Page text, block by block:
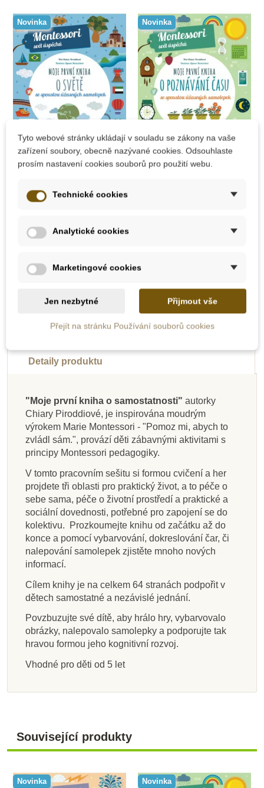
Novinka
Skladem
Moje první kniha o
229 Kč
Novinka
Skladem
Moje první kniha o
Skladem
Moje malé pokusy -
Montessori ve
volném čase
159 Kč
Přidat do košíku
Skladem
Moje malé objevy
volném čase
155 Kč
Přidat do košíku
Novinka
Skladem
Můj velký sešit -
Montessori první
slova
235 Kč
Přidat do košíku
Skladem
Moje první kniha o
zvířatech z lesa
229 Kč
Přidat do košíku
Skladem
Moje první kniha plná
tvarů
229 Kč
Přidat do košíku
Na dotaz
Moje album
Montessori - Příroda
189 Kč
Zobrazit detail
Skladem
Moje první kniha o
ročních obdobích
229 Kč
Přidat do košíku
Novinka
Skladem
Svojtka & CO Moje
sada Montessori -
Vlajky světa
476 Kč529 Kč
Přidat do košíku
Detaily produktu
"Moje první kniha o samostatnosti" autorky
Chiary Piroddiové, je inspirována moudrým
výrokem Marie Montessori - "Pomoz mi, abych to
zvládl sám.", provází děti zábavnými aktivitami s
principy Montessori pedagogiky.
V tomto pracovním sešitu si formou cvičení a her
projdete tři oblasti pro praktický život, a to péče o
sebe sama, péče o životní prostředí a praktické a
sociální dovednosti, potřebné pro zapojení se do
kolektivu. Prozkoumejte knihu od začátku až do
konce a pomocí vybarvování, dokreslování čar, či
nalepování samolepek zjistěte mnoho nových
informací.
Cílem knihy je na celkem 64 stranách podpořit v
dětech samostatné a nezávislé jednání.
Povzbuzujte své dítě, aby hrálo hry, vybarvovalo
obrázky, nalepovalo samolepky a podporujte tak
hravou formou jeho kognitivní rozvoj.
Vhodné pro děti od 5 let
Související produkty
Novinka Novinka
Tyto webové stránky ukládají v souladu se zákony na vaše
zařízení soubory, obecně nazývané cookies. Odsouhlaste
prosím nastavení cookies souborů pro použití webu.
Technické cookies
Analytické cookies
Marketingové cookies
Jen nezbytné Přijmout vše
Přejít na stránku Používání souborů cookies